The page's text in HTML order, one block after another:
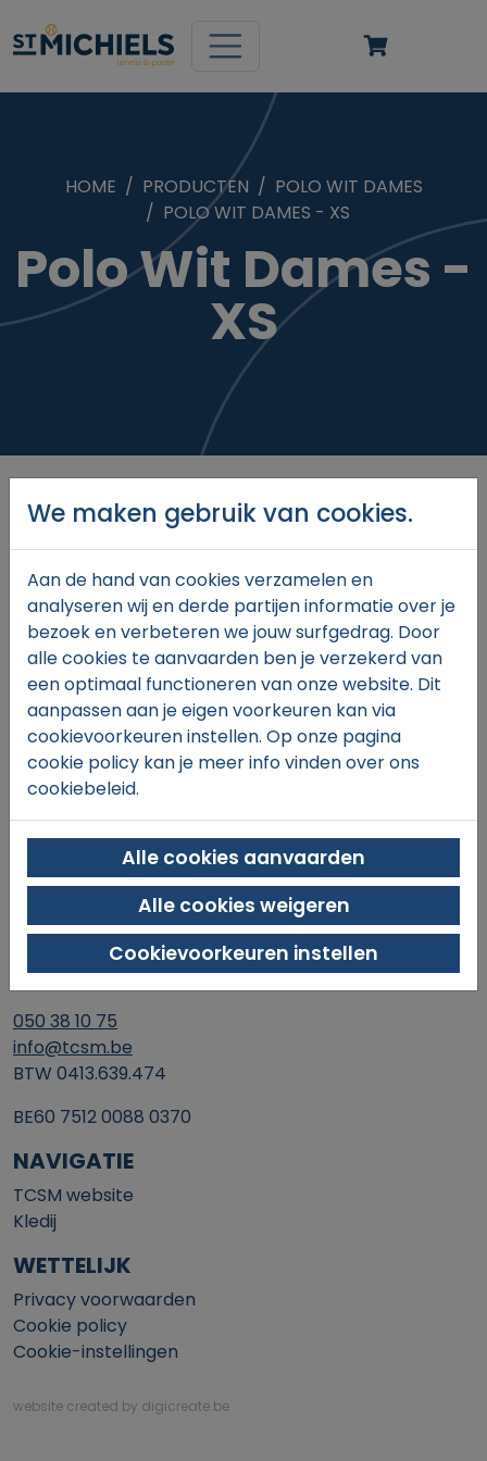
HOME PRODUCTEN
POLO WIT DAMES
POLO WIT DAMES - XS
Polo Wit Dames -
XS
€30,00
In winkelmand
SINT-MICHIELS TENNIS & PADEL
Xaverianenstraat 11
8200 Brugge
050 38 10 75
info@tcsm.be
BTW 0413.639.474
BE60 7512 0088 0370
NAVIGATIE
TCSM website
Kledij
WETTELIJK
Privacy voorwaarden
Cookie policy
Cookie-instellingen
website created by digicreate.be
We maken gebruik van cookies.
Aan de hand van cookies verzamelen en
analyseren wij en derde partijen informatie over je
bezoek en verbeteren we jouw surfgedrag. Door
alle cookies te aanvaarden ben je verzekerd van
een optimaal functioneren van onze website. Dit
aanpassen aan je eigen voorkeuren kan via
cookievoorkeuren instellen. Op onze pagina
cookie policy kan je meer info vinden over ons
cookiebeleid.
Alle cookies aanvaarden
Alle cookies weigeren
Cookievoorkeuren instellen